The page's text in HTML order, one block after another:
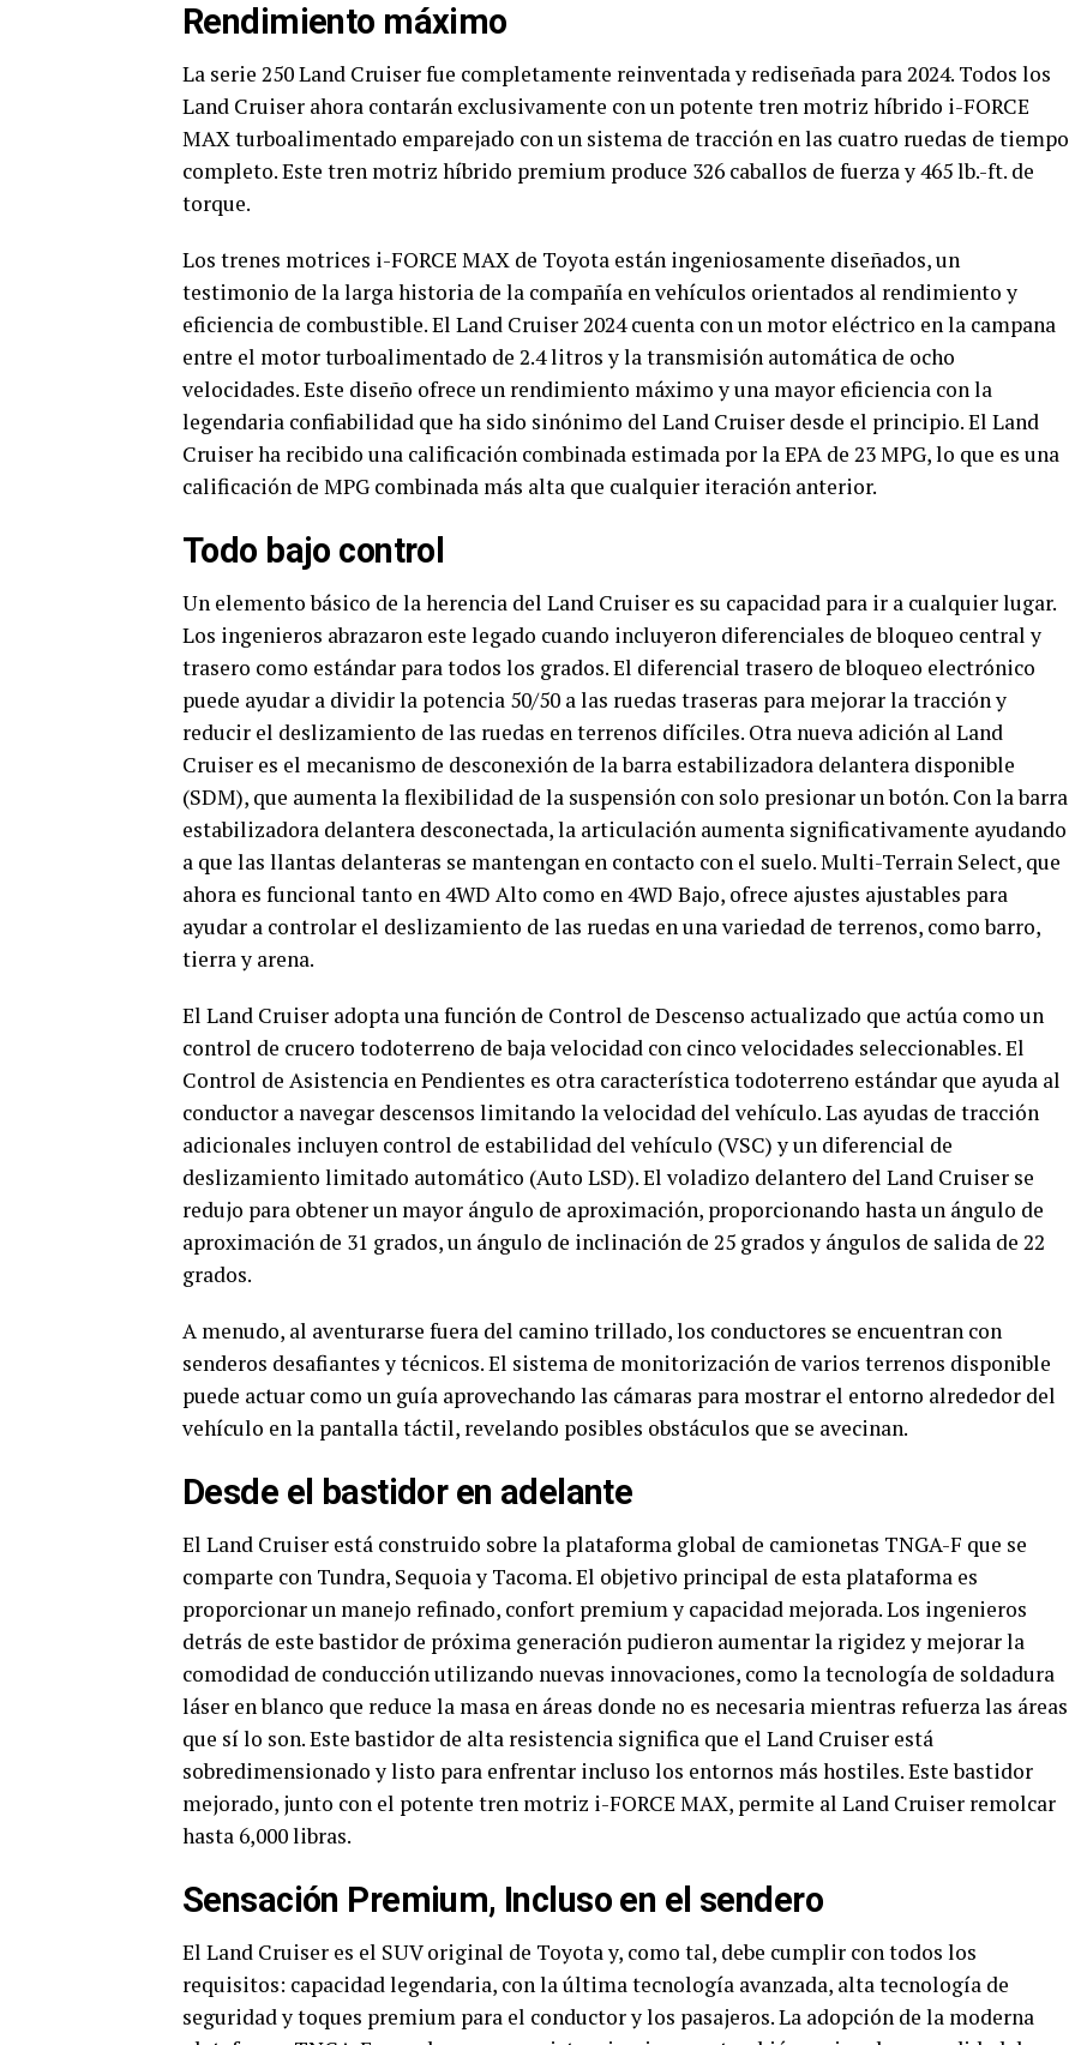
Rendimiento máximo
La serie 250 Land Cruiser fue completamente reinventada y rediseñada para 2024. Todos los
Land Cruiser ahora contarán exclusivamente con un potente tren motriz híbrido i-FORCE
MAX turboalimentado emparejado con un sistema de tracción en las cuatro ruedas de tiempo
completo. Este tren motriz híbrido premium produce 326 caballos de fuerza y 465 lb.-ft. de
torque.
Los trenes motrices i-FORCE MAX de Toyota están ingeniosamente diseñados, un
testimonio de la larga historia de la compañía en vehículos orientados al rendimiento y
eficiencia de combustible. El Land Cruiser 2024 cuenta con un motor eléctrico en la campana
entre el motor turboalimentado de 2.4 litros y la transmisión automática de ocho
velocidades. Este diseño ofrece un rendimiento máximo y una mayor eficiencia con la
legendaria confiabilidad que ha sido sinónimo del Land Cruiser desde el principio. El Land
Cruiser ha recibido una calificación combinada estimada por la EPA de 23 MPG, lo que es una
calificación de MPG combinada más alta que cualquier iteración anterior.
Todo bajo control
Un elemento básico de la herencia del Land Cruiser es su capacidad para ir a cualquier lugar.
Los ingenieros abrazaron este legado cuando incluyeron diferenciales de bloqueo central y
trasero como estándar para todos los grados. El diferencial trasero de bloqueo electrónico
puede ayudar a dividir la potencia 50/50 a las ruedas traseras para mejorar la tracción y
reducir el deslizamiento de las ruedas en terrenos difíciles. Otra nueva adición al Land
Cruiser es el mecanismo de desconexión de la barra estabilizadora delantera disponible
(SDM), que aumenta la flexibilidad de la suspensión con solo presionar un botón. Con la barra
estabilizadora delantera desconectada, la articulación aumenta significativamente ayudando
a que las llantas delanteras se mantengan en contacto con el suelo. Multi-Terrain Select, que
ahora es funcional tanto en 4WD Alto como en 4WD Bajo, ofrece ajustes ajustables para
ayudar a controlar el deslizamiento de las ruedas en una variedad de terrenos, como barro,
tierra y arena.
El Land Cruiser adopta una función de Control de Descenso actualizado que actúa como un
control de crucero todoterreno de baja velocidad con cinco velocidades seleccionables. El
Control de Asistencia en Pendientes es otra característica todoterreno estándar que ayuda al
conductor a navegar descensos limitando la velocidad del vehículo. Las ayudas de tracción
adicionales incluyen control de estabilidad del vehículo (VSC) y un diferencial de
deslizamiento limitado automático (Auto LSD). El voladizo delantero del Land Cruiser se
redujo para obtener un mayor ángulo de aproximación, proporcionando hasta un ángulo de
aproximación de 31 grados, un ángulo de inclinación de 25 grados y ángulos de salida de 22
grados.
A menudo, al aventurarse fuera del camino trillado, los conductores se encuentran con
senderos desafiantes y técnicos. El sistema de monitorización de varios terrenos disponible
puede actuar como un guía aprovechando las cámaras para mostrar el entorno alrededor del
vehículo en la pantalla táctil, revelando posibles obstáculos que se avecinan.
Desde el bastidor en adelante
El Land Cruiser está construido sobre la plataforma global de camionetas TNGA-F que se
comparte con Tundra, Sequoia y Tacoma. El objetivo principal de esta plataforma es
proporcionar un manejo refinado, confort premium y capacidad mejorada. Los ingenieros
detrás de este bastidor de próxima generación pudieron aumentar la rigidez y mejorar la
comodidad de conducción utilizando nuevas innovaciones, como la tecnología de soldadura
láser en blanco que reduce la masa en áreas donde no es necesaria mientras refuerza las áreas
que sí lo son. Este bastidor de alta resistencia significa que el Land Cruiser está
sobredimensionado y listo para enfrentar incluso los entornos más hostiles. Este bastidor
mejorado, junto con el potente tren motriz i-FORCE MAX, permite al Land Cruiser remolcar
hasta 6,000 libras.
Sensación Premium, Incluso en el sendero
El Land Cruiser es el SUV original de Toyota y, como tal, debe cumplir con todos los
requisitos: capacidad legendaria, con la última tecnología avanzada, alta tecnología de
seguridad y toques premium para el conductor y los pasajeros. La adopción de la moderna